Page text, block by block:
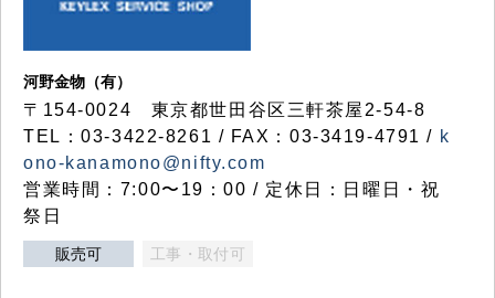
河野金物（有）
〒154-0024 東京都世田谷区三軒茶屋2-54-8
TEL：03-3422-8261 / FAX：03-3419-4791 / k
ono-kanamono@nifty.com
営業時間：7:00〜19：00 / 定休日：日曜日・祝
祭日
販売可 工事・取付可